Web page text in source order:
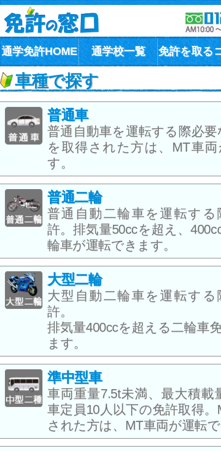
通学免許HOME 通学校一覧 免許を取る
車種で探す
普通車
普通自動車を運転する際必
を取得された方は、MT車
す。
普通二輪
普通自動二輪車を運転する
許。排気量50ccを超え、
輪車が運転できます。
大型二輪
大型自動二輪車を運転す
許。
排気量400ccを超える二輪車
ます。
準中型車
車両重量7.5t未満、最大積載
車定員10人以下の免許取得
された方は、MT車両が運転